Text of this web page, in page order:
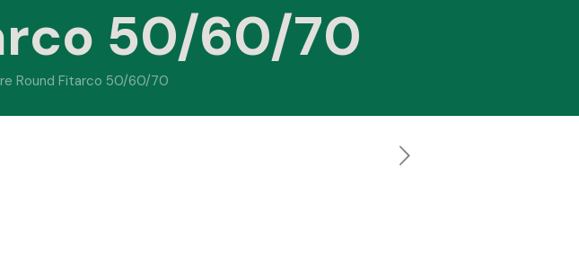
50/60/70
Round Fitarco 50/60/70